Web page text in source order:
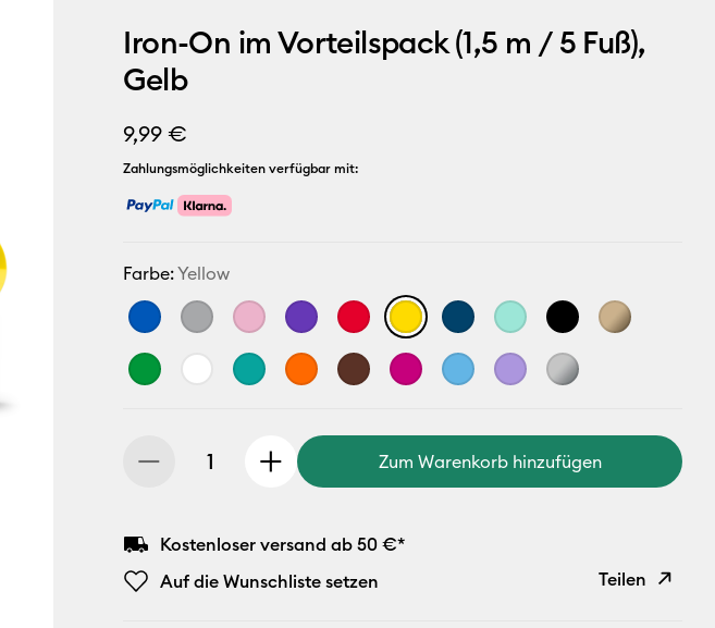
Iron-On im Vorteilspack (1,5 m / 5 Fuß),
Gelb
9,99 €
Zahlungsmöglichkeiten verfügbar mit:
Farbe:Yellow
Zum Warenkorb hinzufügen
Kostenloser versand ab 50 €*
Auf die Wunschliste setzen
Teilen